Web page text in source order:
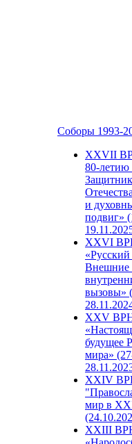
Соборы 1993-
ХХVII
80-
и
подвиг»
XXVI
Внешние
вызовы»
XXV
будущее
мира»
XXIV
мир в
XXIII